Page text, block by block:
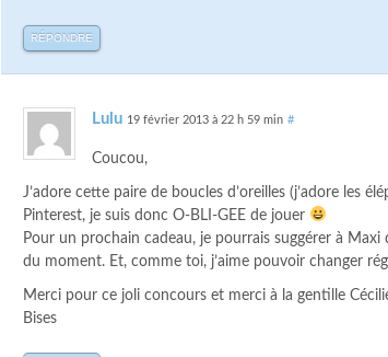
RÉPONDRE
Lulu 19 février 2013 à 22 h 59 min #
Coucou,
J’adore cette paire de boucles d’oreilles (j’adore les
Pinterest, je suis donc O-BLI-GEE de jouer
Pour un prochain cadeau, je pourrais suggérer à
du moment. Et, comme toi, j’aime pouvoir changer
Merci pour ce joli concours et merci à la gentille
Bises